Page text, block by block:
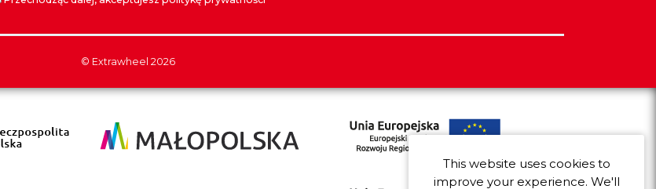
© Extrawheel 2026
This website uses cookies to
improve your experience. We'll